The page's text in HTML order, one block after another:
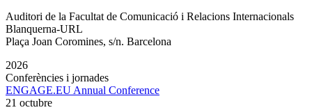
Auditori de la Facultat de Comunicació i Relacions Internacionals
Blanquerna-URL
Plaça Joan Coromines, s/n. Barcelona
2026
Conferències i jornades
ENGAGE.EU Annual Conference
21 octubre